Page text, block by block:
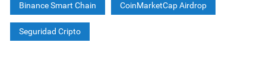
Binance Smart Chain CoinMarketCap Airdrop
Seguridad Cripto